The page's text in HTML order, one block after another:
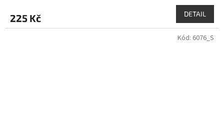
225 Kč DETAIL
Kód: 6076_S